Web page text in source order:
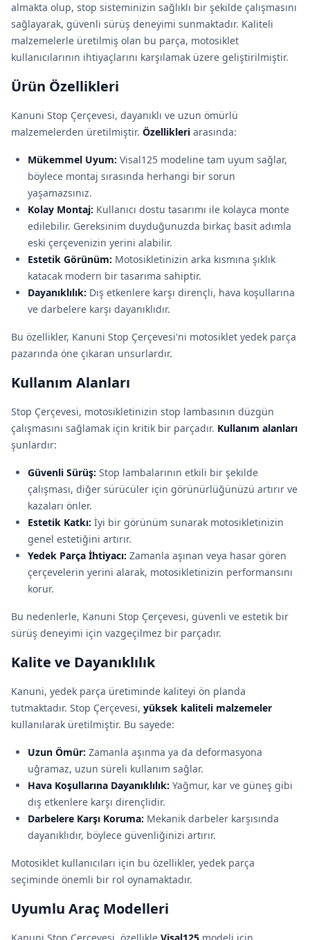
almakta olup, stop sisteminizin sağlıklı bir şekilde çalışmasını
sağlayarak, güvenli sürüş deneyimi sunmaktadır. Kaliteli
malzemelerle üretilmiş olan bu parça, motosiklet
kullanıcılarının ihtiyaçlarını karşılamak üzere geliştirilmiştir.
Ürün Özellikleri
Kanuni Stop Çerçevesi, dayanıklı ve uzun ömürlü
malzemelerden üretilmiştir. Özellikleri arasında:
Mükemmel Uyum: Visal125 modeline tam uyum sağlar,
böylece montaj sırasında herhangi bir sorun
yaşamazsınız.
Kolay Montaj: Kullanıcı dostu tasarımı ile kolayca monte
edilebilir. Gereksinim duyduğunuzda birkaç basit adımla
eski çerçevenizin yerini alabilir.
Estetik Görünüm: Motosikletinizin arka kısmına şıklık
katacak modern bir tasarıma sahiptir.
Dayanıklılık: Dış etkenlere karşı dirençli, hava koşullarına
ve darbelere karşı dayanıklıdır.
Bu özellikler, Kanuni Stop Çerçevesi'ni motosiklet yedek parça
pazarında öne çıkaran unsurlardır.
Kullanım Alanları
Stop Çerçevesi, motosikletinizin stop lambasının düzgün
çalışmasını sağlamak için kritik bir parçadır. Kullanım alanları
şunlardır:
Güvenli Sürüş: Stop lambalarının etkili bir şekilde
çalışması, diğer sürücüler için görünürlüğünüzü artırır ve
kazaları önler.
Estetik Katkı: İyi bir görünüm sunarak motosikletinizin
genel estetiğini artırır.
Yedek Parça İhtiyacı: Zamanla aşınan veya hasar gören
çerçevelerin yerini alarak, motosikletinizin performansını
korur.
Bu nedenlerle, Kanuni Stop Çerçevesi, güvenli ve estetik bir
sürüş deneyimi için vazgeçilmez bir parçadır.
Kalite ve Dayanıklılık
Kanuni, yedek parça üretiminde kaliteyi ön planda
tutmaktadır. Stop Çerçevesi, yüksek kaliteli malzemeler
kullanılarak üretilmiştir. Bu sayede:
Uzun Ömür: Zamanla aşınma ya da deformasyona
uğramaz, uzun süreli kullanım sağlar.
Hava Koşullarına Dayanıklılık: Yağmur, kar ve güneş gibi
dış etkenlere karşı dirençlidir.
Darbelere Karşı Koruma: Mekanik darbeler karşısında
dayanıklıdır, böylece güvenliğinizi artırır.
Motosiklet kullanıcıları için bu özellikler, yedek parça
seçiminde önemli bir rol oynamaktadır.
Uyumlu Araç Modelleri